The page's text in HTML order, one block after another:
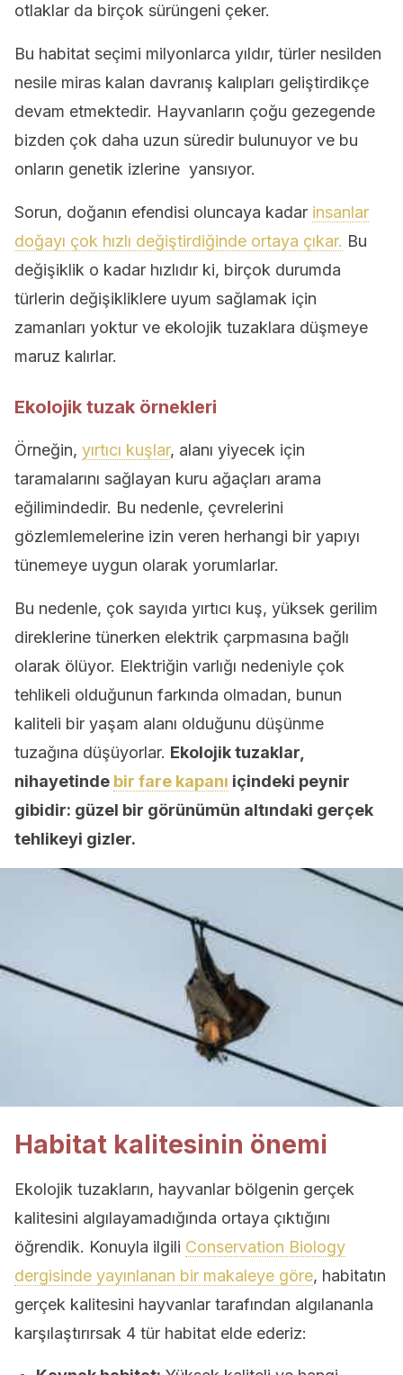
otlaklar da birçok sürüngeni çeker.
Bu habitat seçimi milyonlarca yıldır, türler nesilden
nesile miras kalan davranış kalıpları geliştirdikçe
devam etmektedir. Hayvanların çoğu gezegende
bizden çok daha uzun süredir bulunuyor ve bu
onların genetik izlerine yansıyor.
Sorun, doğanın efendisi oluncaya kadar insanlar
doğayı çok hızlı değiştirdiğinde ortaya çıkar. Bu
değişiklik o kadar hızlıdır ki, birçok durumda
türlerin değişikliklere uyum sağlamak için
zamanları yoktur ve ekolojik tuzaklara düşmeye
maruz kalırlar.
Ekolojik tuzak örnekleri
Örneğin, yırtıcı kuşlar, alanı yiyecek için
taramalarını sağlayan kuru ağaçları arama
eğilimindedir. Bu nedenle, çevrelerini
gözlemlemelerine izin veren herhangi bir yapıyı
tünemeye uygun olarak yorumlarlar.
Bu nedenle, çok sayıda yırtıcı kuş, yüksek gerilim
direklerine tünerken elektrik çarpmasına bağlı
olarak ölüyor. Elektriğin varlığı nedeniyle çok
tehlikeli olduğunun farkında olmadan, bunun
kaliteli bir yaşam alanı olduğunu düşünme
tuzağına düşüyorlar. Ekolojik tuzaklar,
nihayetinde bir fare kapanı içindeki peynir
gibidir: güzel bir görünümün altındaki gerçek
tehlikeyi gizler.
Habitat kalitesinin önemi
Ekolojik tuzakların, hayvanlar bölgenin gerçek
kalitesini algılayamadığında ortaya çıktığını
öğrendik. Konuyla ilgili Conservation Biology
dergisinde yayınlanan bir makaleye göre, habitatın
gerçek kalitesini hayvanlar tarafından algılananla
karşılaştırırsak 4 tür habitat elde ederiz: